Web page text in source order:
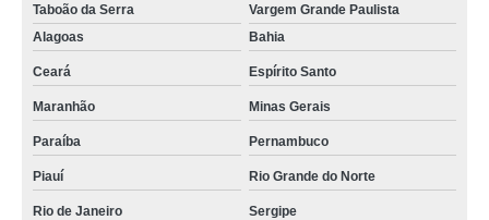
Taboão da Serra
Vargem Grande Paulista
Alagoas
Bahia
Ceará Espírito Santo
Maranhão Minas Gerais
Paraíba Pernambuco
Piauí Rio Grande do Norte
Rio de Janeiro Sergipe